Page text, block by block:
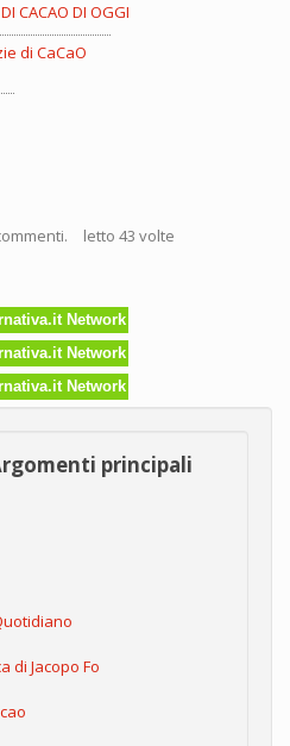
CACAO DI OGGI
di CaCaO
letto 43 volte
Network
Network
Network
principali
di Jacopo Fo